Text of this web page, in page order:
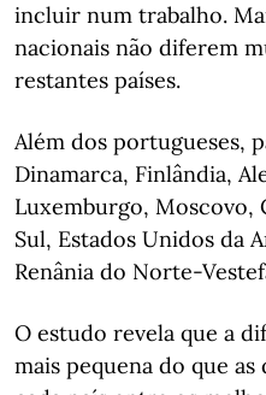
incluir num trabalho.
nacionais não diferem
restantes países.
Além dos portugueses,
Dinamarca, Finlândia,
Luxemburgo, Moscovo,
Sul, Estados Unidos da
Renânia do Norte-
O estudo revela que a
mais pequena do que